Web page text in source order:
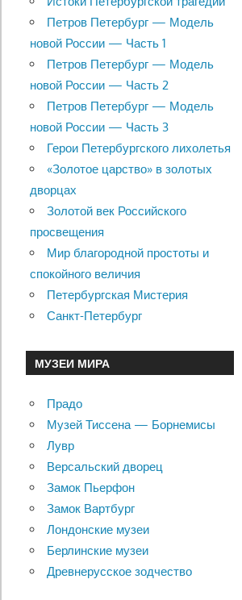
Петров Петербург — Модель
новой России — Часть 1
Петров Петербург — Модель
новой России — Часть 2
Петров Петербург — Модель
новой России — Часть 3
Герои Петербургского лихолетья
«Золотое царство» в золотых
дворцах
Золотой век Российского
просвещения
Мир благородной простоты и
спокойного величия
Петербургская Мистерия
Санкт-Петербург
МУЗЕИ МИРА
Прадо
Музей Тиссена — Борнемисы
Лувр
Версальский дворец
Замок Пьерфон
Замок Вартбург
Лондонские музеи
Берлинские музеи
Древнерусское зодчество